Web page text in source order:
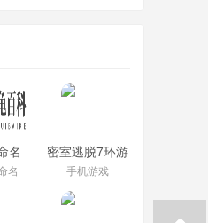
名
名
密室逃脱7环游
世界2022
手机游戏